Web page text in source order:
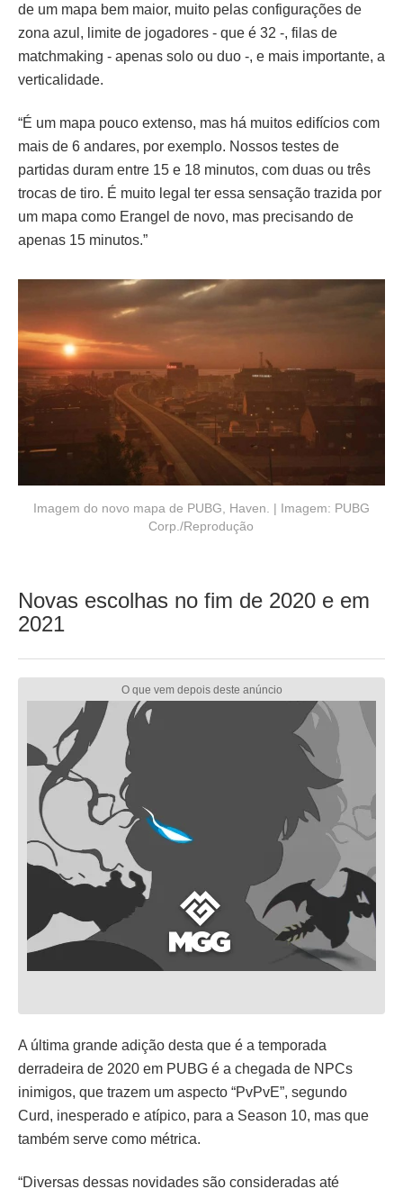
de um mapa bem maior, muito pelas configurações de
zona azul, limite de jogadores - que é 32 -, filas de
matchmaking - apenas solo ou duo -, e mais importante, a
verticalidade.
“É um mapa pouco extenso, mas há muitos edifícios com
mais de 6 andares, por exemplo. Nossos testes de
partidas duram entre 15 e 18 minutos, com duas ou três
trocas de tiro. É muito legal ter essa sensação trazida por
um mapa como Erangel de novo, mas precisando de
apenas 15 minutos.”
Imagem do novo mapa de PUBG, Haven. | Imagem: PUBG
Corp./Reprodução
Novas escolhas no fim de 2020 e em
2021
A última grande adição desta que é a temporada
derradeira de 2020 em PUBG é a chegada de NPCs
inimigos, que trazem um aspecto “PvPvE”, segundo
Curd, inesperado e atípico, para a Season 10, mas que
também serve como métrica.
“Diversas dessas novidades são consideradas até